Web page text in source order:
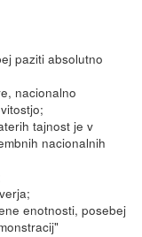
paziti absolutno
nacionalno
tajnost je v
nacionalnih
enotnosti, posebej